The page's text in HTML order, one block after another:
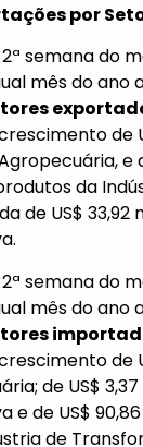
por
semana do
mês do ano
de
e
da
de US$ 33,92
semana do
mês do ano
de
de US$
e de US$
de